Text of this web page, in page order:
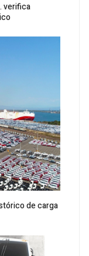
verifica
de carga